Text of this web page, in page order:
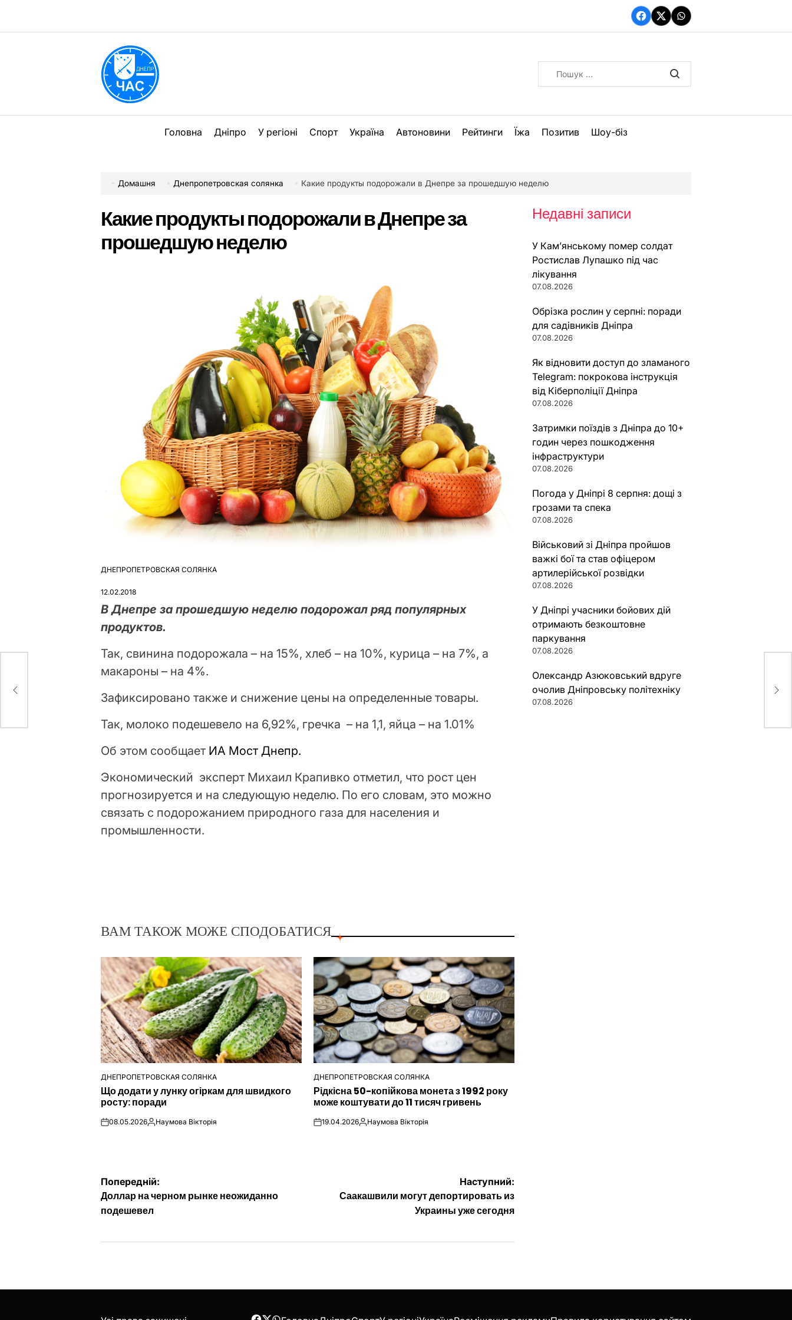
вмісту
Facebook
TwitterWhatsApp
Головна Дніпро У регіоні Спорт Україна Автоновини Рейтинги Їжа Позитив Шоу-біз
Домашня Днепропетровская солянка Какие продукты подорожали в Днепре за прошедшую неделю
Какие продукты подорожали в Днепре за
прошедшую неделю
ОПУБЛІКУВАТИ
ДНЕПРОПЕТРОВСКАЯ СОЛЯНКА
12.02.2018
В Днепре за прошедшую неделю подорожал ряд популярных
продуктов.
Так, свинина подорожала – на 15%, хлеб – на 10%, курица – на 7%, а
макароны – на 4%.
Зафиксировано также и снижение цены на определенные товары.
Так, молоко подешевело на 6,92%, гречка – на 1,1, яйца – на 1.01%
Об этом сообщает ИА Мост Днепр.
Экономический эксперт Михаил Крапивко отметил, что рост цен
прогнозируется и на следующую неделю. По его словам, это можно
связать с подорожанием природного газа для населения и
промышленности.
ВАМ ТАКОЖ МОЖЕ СПОДОБАТИСЯ
ОПУБЛІКУВАТИ
У
ДНЕПРОПЕТРОВСКАЯ СОЛЯНКА
Що додати у лунку огіркам для швидкого
росту: поради
on08.05.2026Опубліковано
Наумова Вікторія
ОПУБЛІКУВАТИ
У
ДНЕПРОПЕТРОВСКАЯ СОЛЯНКА
Рідкісна 50-копійкова монета з 1992 року
може коштувати до 11 тисяч гривень
on19.04.2026Опубліковано
Наумова Вікторія
из
Навігація
записів
Попередній:
Доллар на черном рынке неожиданно
подешевел
Наступний:
Саакашвили могут депортировать из
Украины уже сегодня
Недавні записи
У Кам’янському помер солдат
Ростислав Лупашко під час
лікування
07.08.2026
Обрізка рослин у серпні: поради
для садівників Дніпра
07.08.2026
Як відновити доступ до зламаного
Telegram: покрокова інструкція
від Кіберполіції Дніпра
07.08.2026
Затримки поїздів з Дніпра до 10+
годин через пошкодження
інфраструктури
07.08.2026
Погода у Дніпрі 8 серпня: дощі з
грозами та спека
07.08.2026
Військовий зі Дніпра пройшов
важкі бої та став офіцером
артилерійської розвідки
07.08.2026
У Дніпрі учасники бойових дій
отримають безкоштовне
паркування
07.08.2026
Олександр Азюковський вдруге
очолив Дніпровську політехніку
07.08.2026